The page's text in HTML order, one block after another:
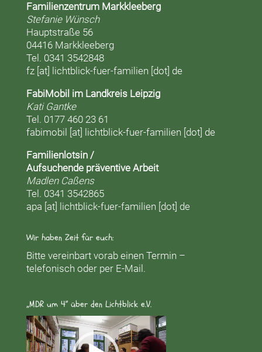
Familienzentrum Markkleeberg
Stefanie Wünsch
Hauptstraße 56
04416 Markkleeberg
Tel. 0341 3542848
fz [at] lichtblick-fuer-familien [dot] de
FabiMobil im Landkreis Leipzig
Kati Gantke
Tel. 0177 460 23 61
fabimobil [at] lichtblick-fuer-familien [dot] de
Familienlotsin /
Aufsuchende präventive Arbeit
Madlen Caßens
Tel. 0341 3542865
apa [at] lichtblick-fuer-familien [dot] de
Wir haben Zeit für euch:
Bitte vereinbart vorab einen Termin –
telefonisch oder per E-Mail.
„MDR um 4“ über den Lichtblick e.V.
Video-
Player